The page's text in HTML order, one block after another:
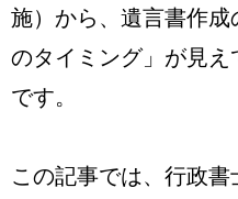
施）から、遺言書作成
のタイミング」が見え
です。
この記事では、行政書